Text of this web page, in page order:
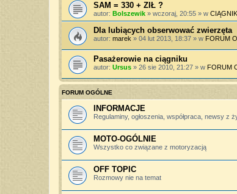
SAM = 330 + ZIŁ ?
autor: Bolszewik » wczoraj, 20:55 » w
Dla lubiących obserwować zwierzęta
autor: marek » 04 lut 2013, 18:37 » w FORUM
Pasażerowie na ciągniku
autor: Ursus » 26 sie 2010, 21:27 » w FORUM
FORUM OGÓLNE
INFORMACJE
Regulaminy, ogłoszenia, współpraca, newsy z
MOTO-OGÓLNIE
Wszystko co związane z motoryzacją
OFF TOPIC
Rozmowy nie na temat